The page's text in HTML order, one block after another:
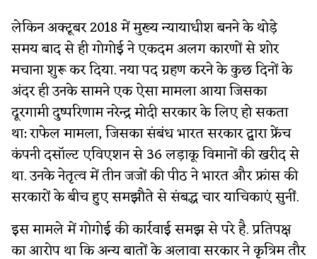
लेकिन अक्टूबर 2018 में मुख्य न्यायाधीश बनने के थोड़े
समय बाद से ही गोगोई ने एकदम अलग कारणों से शोर
मचाना शुरू कर दिया. नया पद ग्रहण करने के कुछ दिनों के
अंदर ही उनके सामने एक ऐसा मामला आया जिसका
दूरगामी दुष्परिणाम नरेन्द्र मोदी सरकार के लिए हो सकता
था: राफेल मामला, जिसका संबंध भारत सरकार द्वारा फ्रेंच
कंपनी दसॉल्ट एविएशन से 36 लड़ाकू विमानों की खरीद से
था. उनके नेतृत्व में तीन जजों की पीठ ने भारत और फ्रांस की
सरकारों के बीच हुए समझौते से संबद्ध चार याचिकाएं सुनीं.
इस मामले में गोगोई की कार्रवाई समझ से परे है. प्रतिपक्ष
का आरोप था कि अन्य बातों के अलावा सरकार ने कृत्रिम तौर